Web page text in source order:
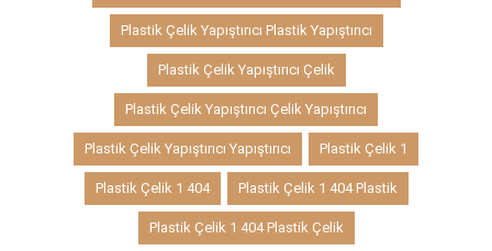
Plastik Çelik Yapıştırıcı Plastik Yapıştırıcı
Plastik Çelik Yapıştırıcı Çelik
Plastik Çelik Yapıştırıcı Çelik Yapıştırıcı
Plastik Çelik Yapıştırıcı Yapıştırıcı Plastik Çelik 1
Plastik Çelik 1 404 Plastik Çelik 1 404 Plastik
Plastik Çelik 1 404 Plastik Çelik